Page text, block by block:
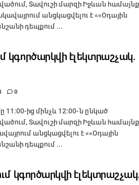
Տավուշի մարզի Իջևան
անցկացվելու է ««Օդային
դեպքում ...
կգործարկվի էլեկտրաշչակ.
0
11:00-ից մինչև 12:00-ն ընկած
Տավուշի մարզի Իջևան
անցկացվելու է ««Օդային
դեպքում ...
կգործարկվի